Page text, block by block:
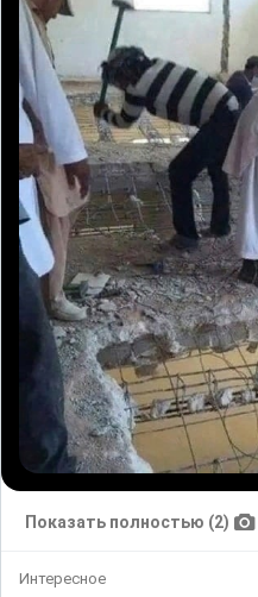
Показать полностью (2)
Интересное